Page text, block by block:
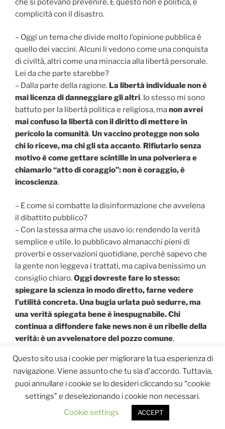
che si potevano prevenire. E questo non è politica, è
complicità con il disastro.
– Oggi un tema che divide molto l’opinione pubblica è
quello dei vaccini. Alcuni li vedono come una conquista
di civiltà, altri come una minaccia alla libertà personale.
Lei da che parte starebbe?
– Dalla parte della ragione. La libertà individuale non è
mai licenza di danneggiare gli altri. Io stesso mi sono
battuto per la libertà politica e religiosa, manon avrei
mai confuso la libertà con il diritto di mettere in
pericolo la comunità.Un vaccino protegge non solo
chi lo riceve, ma chi gli sta accanto. Rifiutarlo senza
motivo è come gettare scintille in una polveriera e
chiamarlo “atto di coraggio”: non è coraggio, è
incoscienza.
– E come si combatte la disinformazione che avvelena
il dibattito pubblico?
– Con la stessa arma che usavo io: rendendo la verità
semplice e utile. Io pubblicavo almanacchi pieni di
proverbi e osservazioni quotidiane, perché sapevo che
la gente non leggeva i trattati, ma capiva benissimo un
consiglio chiaro.Oggi dovreste fare lo stesso:
spiegare la scienza in modo diretto, farne vedere
l’utilità concreta. Una bugia urlata può sedurre, ma
una verità spiegata bene è inespugnabile. Chi
continua a diffondere fake news non è un ribelle della
verità: è un avvelenatore del pozzo comune.
– Una curiosità: se fosse vivo oggi, su cosa avrebbe
lavorato?
– Avrei un laboratorio pieno di pannelli solari e aquiloni
per misurare l’inquinamento atmosferico! Mi divertirei
a trasformare il vento e il sole in energia pulita: perché
solo un folle preferirebbe restare schiavo del carbone
Questo sito usa i cookie per migliorare la tua esperienza di
navigazione. Viene assunto che tu sia d'accordo. Tuttavia,
puoi annullare i cookie se lo desideri cliccando su “cookie
settings” e deselezionando i cookie non necessari.
Cookie settings
ACCEPT